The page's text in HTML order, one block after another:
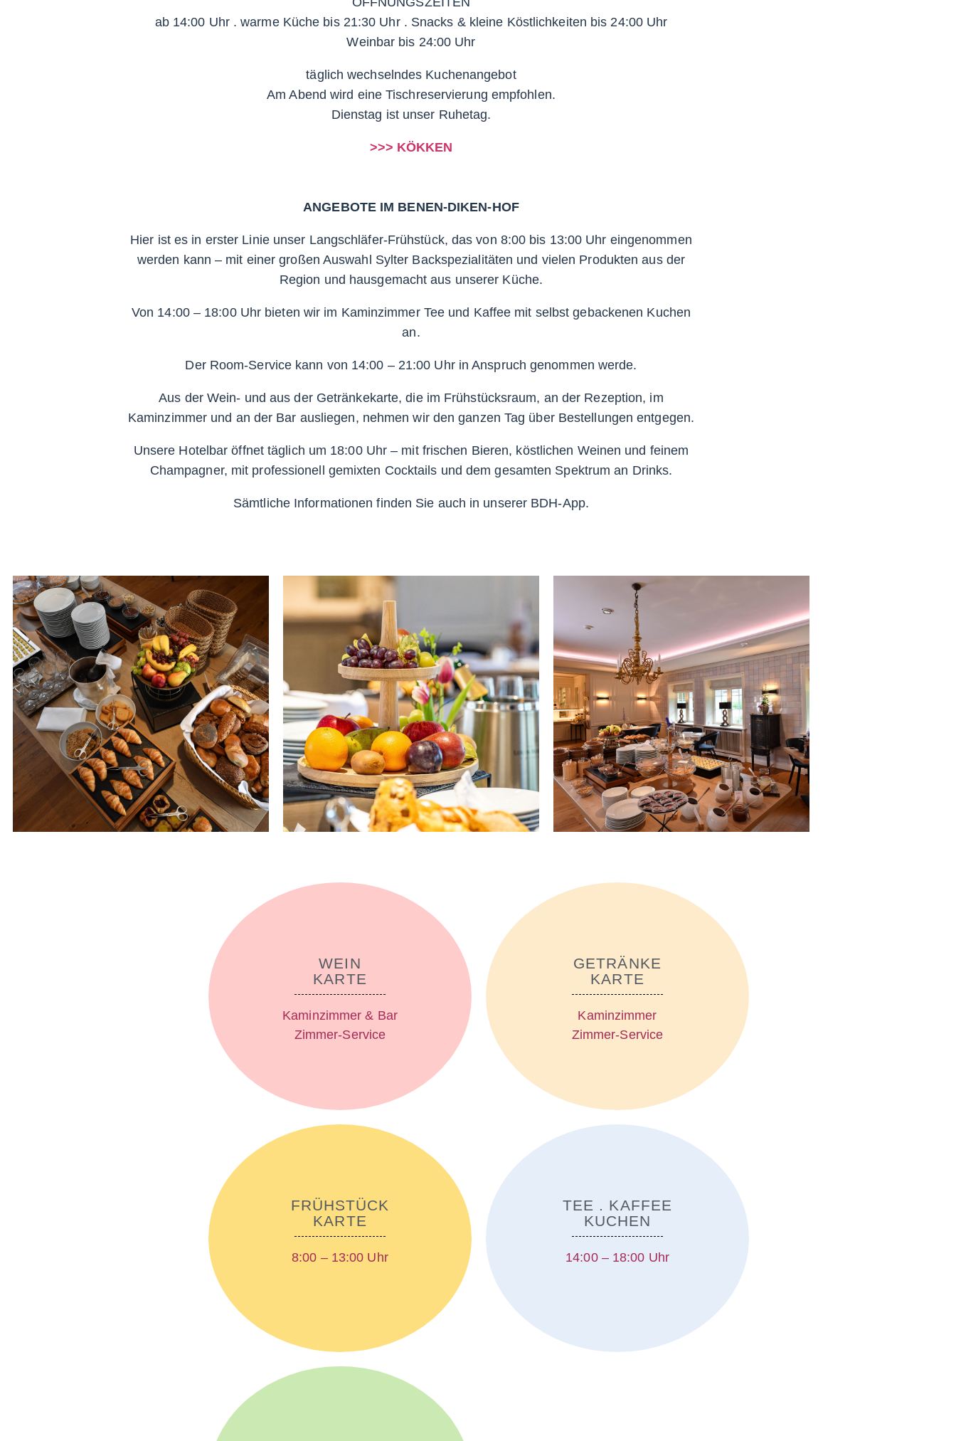
ab 14:00 Uhr . warme Küche bis 21:30 Uhr . Snacks & kleine Köstlichkeiten bis 24:00 Uhr
Weinbar bis 24:00 Uhr
täglich wechselndes Kuchenangebot
Am Abend wird eine Tischreservierung empfohlen.
Dienstag ist unser Ruhetag.
>>> KÖKKEN
ANGEBOTE IM BENEN-DIKEN-HOF
Hier ist es in erster Linie unser Langschläfer-Frühstück, das von 8:00 bis 13:00 Uhr eingenommen
werden kann – mit einer großen Auswahl Sylter Backspezialitäten und vielen Produkten aus der
Region und hausgemacht aus unserer Küche.
Von 14:00 – 18:00 Uhr bieten wir im Kaminzimmer Tee und Kaffee mit selbst gebackenen Kuchen
an.
Der Room-Service kann von 14:00 – 21:00 Uhr in Anspruch genommen werde.
Aus der Wein- und aus der Getränkekarte, die im Frühstücksraum, an der Rezeption, im
Kaminzimmer und an der Bar ausliegen, nehmen wir den ganzen Tag über Bestellungen entgegen.
Unsere Hotelbar öffnet täglich um 18:00 Uhr – mit frischen Bieren, köstlichen Weinen und feinem
Champagner, mit professionell gemixten Cocktails und dem gesamten Spektrum an Drinks.
Sämtliche Informationen finden Sie auch in unserer BDH-App.
WEIN
KARTE
Kaminzimmer & Bar
Zimmer-Service
GETRÄNKE
KARTE
Kaminzimmer
Zimmer-Service
FRÜHSTÜCK
KARTE
8:00 – 13:00 Uhr
TEE . KAFFEE
KUCHEN
14:00 – 18:00 Uhr